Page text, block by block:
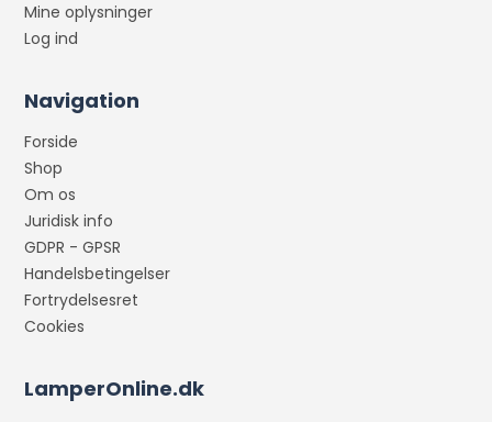
Mine oplysninger
Log ind
Navigation
Forside
Shop
Om os
Juridisk info
GDPR - GPSR
Handelsbetingelser
Fortrydelsesret
Cookies
LamperOnline.dk